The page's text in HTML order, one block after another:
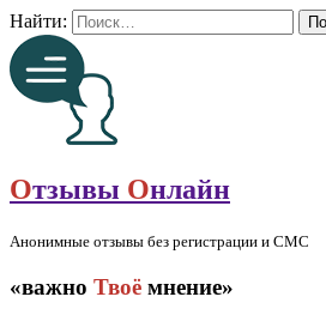
Найти:
Отзывы Онлайн
Анонимные отзывы без регистрации и СМС
«важно Твоё мнение»